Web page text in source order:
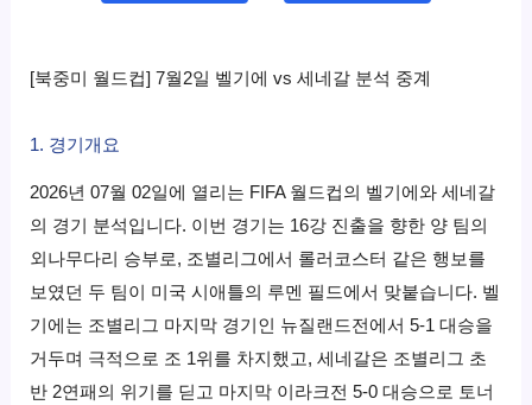
[북중미 월드컵] 7월2일 벨기에 vs 세네갈 분석 중계
1. 경기개요
2026년 07월 02일에 열리는 FIFA 월드컵의 벨기에와 세네갈
의 경기 분석입니다. 이번 경기는 16강 진출을 향한 양 팀의
외나무다리 승부로, 조별리그에서 롤러코스터 같은 행보를
보였던 두 팀이 미국 시애틀의 루멘 필드에서 맞붙습니다. 벨
기에는 조별리그 마지막 경기인 뉴질랜드전에서 5-1 대승을
거두며 극적으로 조 1위를 차지했고, 세네갈은 조별리그 초
반 2연패의 위기를 딛고 마지막 이라크전 5-0 대승으로 토너